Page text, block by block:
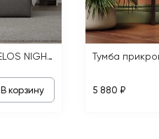
Тумба прикроватная ELOS NIGHTSTAND SET
В корзину 5 880 ₽